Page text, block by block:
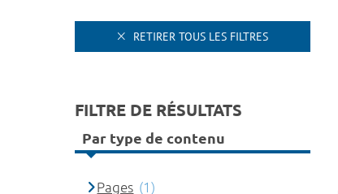
RETIRER TOUS LES FILTRES
FILTRE DE RÉSULTATS
Par type de contenu
Pages (1)